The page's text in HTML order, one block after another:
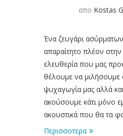
απο Kostas
Ένα ζευγάρι
απαραίτητο πλέον στην
ελευθερία που μας
θέλουμε να μιλήσουμε
ψυχαγωγία μας αλλά
ακούσουμε κάτι μόνο
ακουστικά που θα τα
Περισσοτερα